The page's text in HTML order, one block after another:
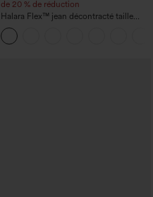
de 20 % de réduction
Halara Flex™ jean décontracté taille
haute à effet gainant, coupe large, avec
poches